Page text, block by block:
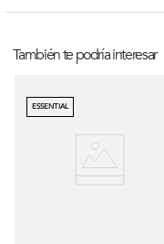
También te podría interesar
ESSENTIAL